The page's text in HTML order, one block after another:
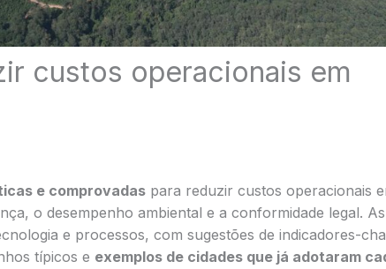
custos operacionais em
e comprovadaspara reduzir custos operacionais
o desempenho ambiental e a conformidade legal. As
e processos, com sugestões de indicadores-
típicos e exemplos de cidades que já adotaram